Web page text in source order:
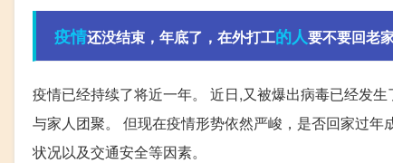
疫情还没结束，年底了，在外打工的人要不要回老
疫情已经持续了将近一年。 近日,又被爆出病毒已经发
与家人团聚。 但现在疫情形势依然严峻，是否回家过
状况以及交通安全等因素。